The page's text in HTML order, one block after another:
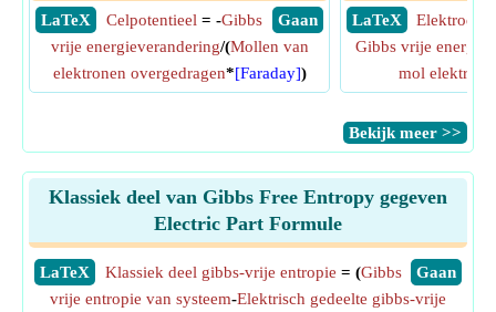
​ LaTeX
​ Gaan
Celpotentieel = -Gibbs
vrije energieverandering/(Mollen van
elektronen overgedragen*[Faraday])
​ LaTeX
Gibbs vrije
mol
​Bekijk meer >>
Klassiek deel van Gibbs Free Entropy gegeven
Electric Part Formule
​LaTeX ​Gaan
Klassiek deel gibbs-vrije entropie = (Gibbs
vrije entropie van systeem-Elektrisch gedeelte gibbs-vrije